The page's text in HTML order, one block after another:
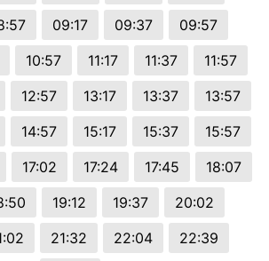
09:17 09:37
09:57
10:57 11:17 11:37
11:57
12:57 13:17 13:37
13:57
14:57 15:17 15:37
15:57
17:02 17:24 17:45
18:07
19:12 19:37
20:02
21:32 22:04
22:39